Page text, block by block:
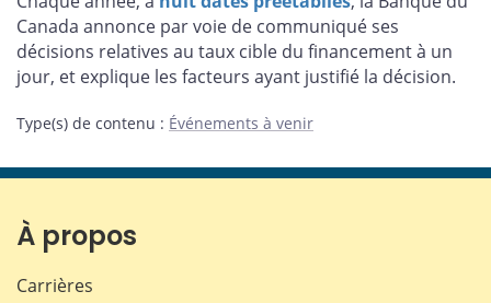
sur
Facebook
sur
X
sur
LinkedIn
par
courriel
Canada annonce par voie de communiqué ses
décisions relatives au taux cible du financement à un
jour, et explique les facteurs ayant justifié la décision.
Type(s) de contenu : Événements à venir
À propos
Carrières